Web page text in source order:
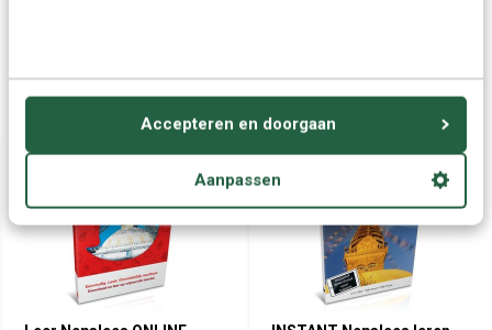
Accepteren en doorgaan
Aanpassen
Wellicht ook interessant: